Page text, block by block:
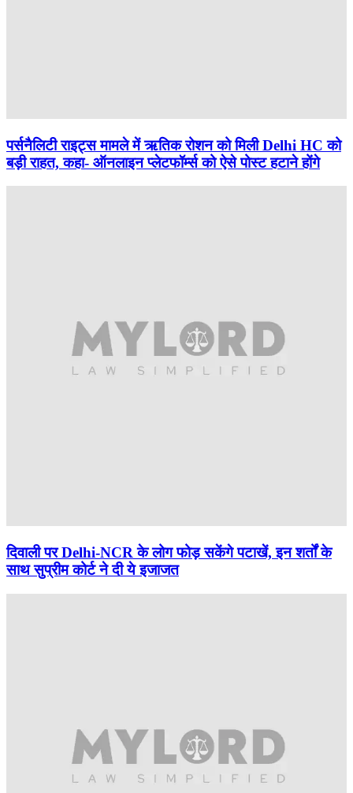
पर्सनैलिटी राइट्स मामले में ऋतिक रोशन को मिली Delhi HC को
बड़ी राहत, कहा- ऑनलाइन प्लेटफॉर्म्स को ऐसे पोस्ट हटाने होंगे
दिवाली पर Delhi-NCR के लोग फोड़ सकेंगे पटाखें, इन शर्तों के
साथ सुप्रीम कोर्ट ने दी ये इजाजत